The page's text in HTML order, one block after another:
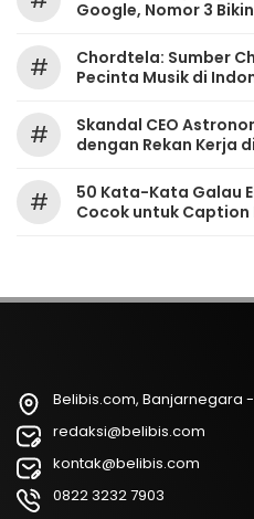
Google, Nomor 3
#
Chordtela: Sumber
Pecinta Musik di
#
Skandal CEO
dengan Rekan Kerja
#
50 Kata-Kata Galau
Cocok untuk Caption
Belibis.com, Banjarnegara
redaksi@belibis.com
kontak@belibis.com
0822 3232 7903